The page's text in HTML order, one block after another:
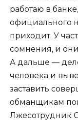
работаю в
официального
приходит. У
сомнения, и они
А дальше —
человека и
заставить
обманщикам
Лжесотрудник